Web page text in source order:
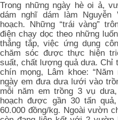
Trong những ngày hè oi ả,
dám nghĩ dám làm
hoạch. Những “trái vàng”
điện chạy dọc theo những
thẳng tắp, việc ứng dụng
chăm sóc được thực hiện
suất, chất lượng quả dưa. Chỉ
chín mọng, Lâm khoe:
ngày em đưa dưa lưới vào
mỗi năm em trồng 3 vụ
hoạch được gần 30 tấn
60.000 đồng/kg. Ngoài vườn